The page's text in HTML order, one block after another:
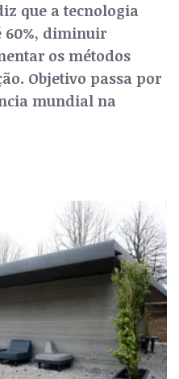
que a tecnologia
60%, diminuir
os métodos
Objetivo passa por
mundial na